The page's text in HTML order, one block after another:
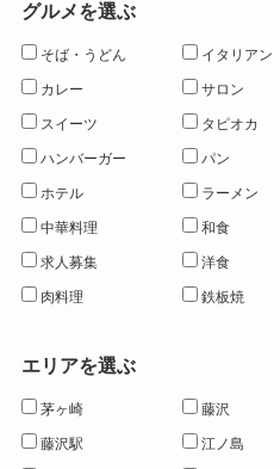
グルメを選ぶ
そば・うどん イタリアン
カレー サロン
スイーツ タピオカ
ハンバーガー パン
ホテル ラーメン
中華料理 和食
求人募集 洋食
肉料理 鉄板焼
エリアを選ぶ
茅ヶ崎 藤沢
藤沢駅 江ノ島